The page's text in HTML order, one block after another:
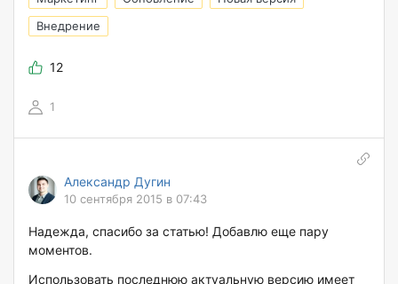
Внедрение
12
1
Александр Дугин
10 сентября 2015 в 07:43
Надежда, спасибо за статью! Добавлю еще пару
моментов.
Использовать последнюю актуальную версию имеет